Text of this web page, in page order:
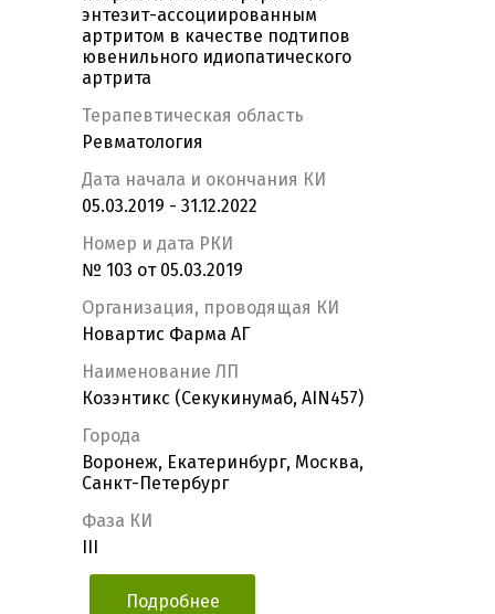
энтезит-ассоциированным
артритом в качестве подтипов
ювенильного идиопатического
артрита
Терапевтическая область
Ревматология
Дата начала и окончания КИ
05.03.2019 - 31.12.2022
Номер и дата РКИ
№ 103 от 05.03.2019
Организация, проводящая КИ
Новартис Фарма АГ
Наименование ЛП
Козэнтикс (Секукинумаб, AIN457)
Города
Воронеж, Екатеринбург, Москва,
Санкт-Петербург
Фаза КИ
Подробнее